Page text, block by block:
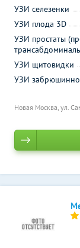
Новая Москва, ул.
УЗИ селезенки
УЗИ плода 3D
УЗИ простаты
УЗИ щитовидки
УЗИ